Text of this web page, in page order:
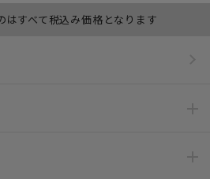
すべて税込み価格となります